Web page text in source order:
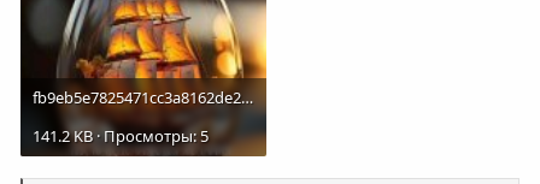
fb9eb5e7825471cc3a8162de209811a1.jpg
141.2 KB · Просмотры: 5